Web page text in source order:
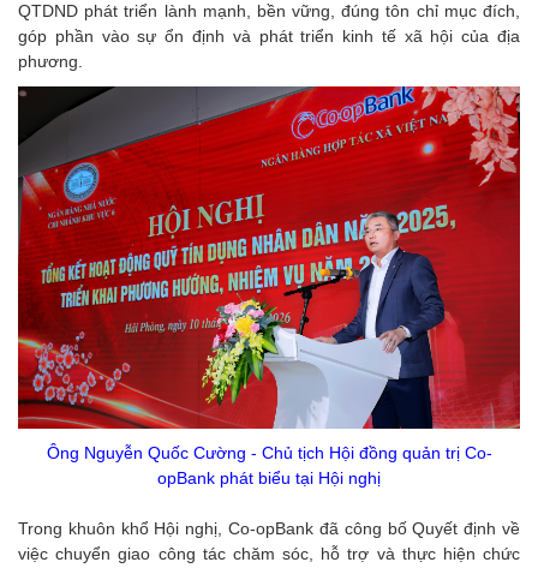
QTDND phát triển lành mạnh, bền vững, đúng tôn chỉ mục đích,
góp phần vào sự ổn định và phát triển kinh tế xã hội của địa
phương.
Ông Nguyễn Quốc Cường - Chủ tịch Hội đồng quản trị Co-
opBank phát biểu tại Hội nghị
Trong khuôn khổ Hội nghị, Co-opBank đã công bố Quyết định về
việc chuyển giao công tác chăm sóc, hỗ trợ và thực hiện chức